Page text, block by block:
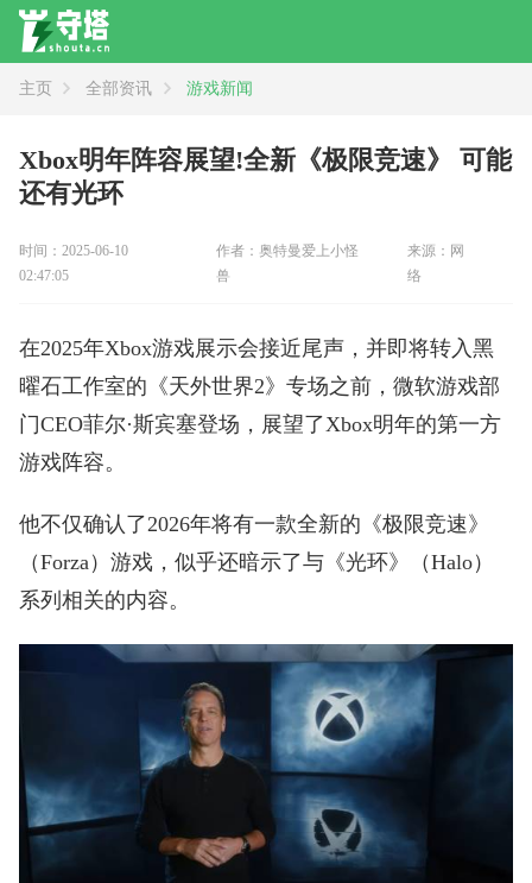
全部 新闻 攻略 评测
主页 全部资讯 游戏新闻
Xbox明年阵容展望!全新《极限竞速》 可能
还有光环
时间：2025-06-10
02:47:05
作者：奥特曼爱上小怪
兽
来源：网
络
在2025年Xbox游戏展示会接近尾声，并即将转入黑
曜石工作室的《天外世界2》专场之前，微软游戏部
门CEO菲尔·斯宾塞登场，展望了Xbox明年的第一方
游戏阵容。
他不仅确认了2026年将有一款全新的《极限竞速》
（Forza）游戏，似乎还暗示了与《光环》（Halo）
系列相关的内容。